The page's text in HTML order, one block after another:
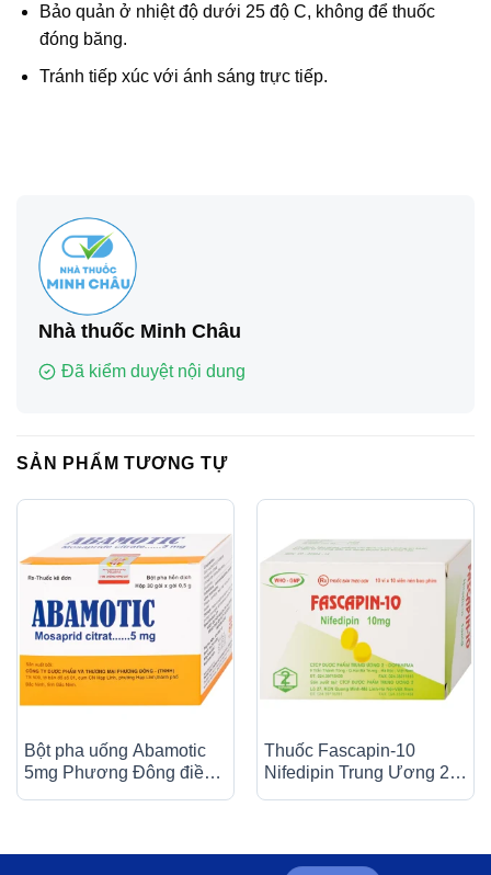
Bảo quản ở nhiệt độ dưới 25 độ C, không để thuốc
đóng băng.
Tránh tiếp xúc với ánh sáng trực tiếp.
Nhà thuốc Minh Châu
Đã kiểm duyệt nội dung
SẢN PHẨM TƯƠNG TỰ
Bột pha uống Abamotic
5mg Phương Đông điều
Thuốc Fascapin-10
Nifedipin Trung Ương 2